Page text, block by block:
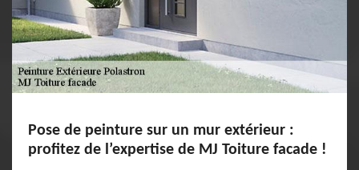
Pose de peinture sur un mur extérieur :
profitez de l’expertise de MJ Toiture facade !